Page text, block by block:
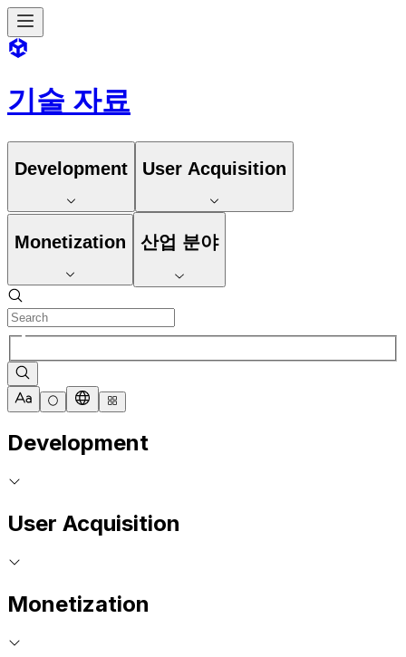
기술 자료
Development User Acquisition
Monetization 산업 분야
Development
User Acquisition
Monetization